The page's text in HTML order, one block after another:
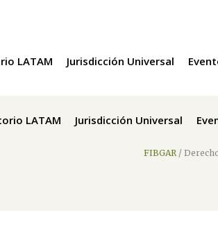
LATAM Jurisdicción Universal
LATAM Jurisdicción Universal
FIBGAR /